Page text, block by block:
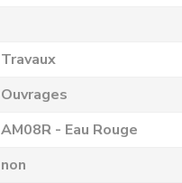
Travaux
Ouvrages
AM08R - Eau Rouge
non